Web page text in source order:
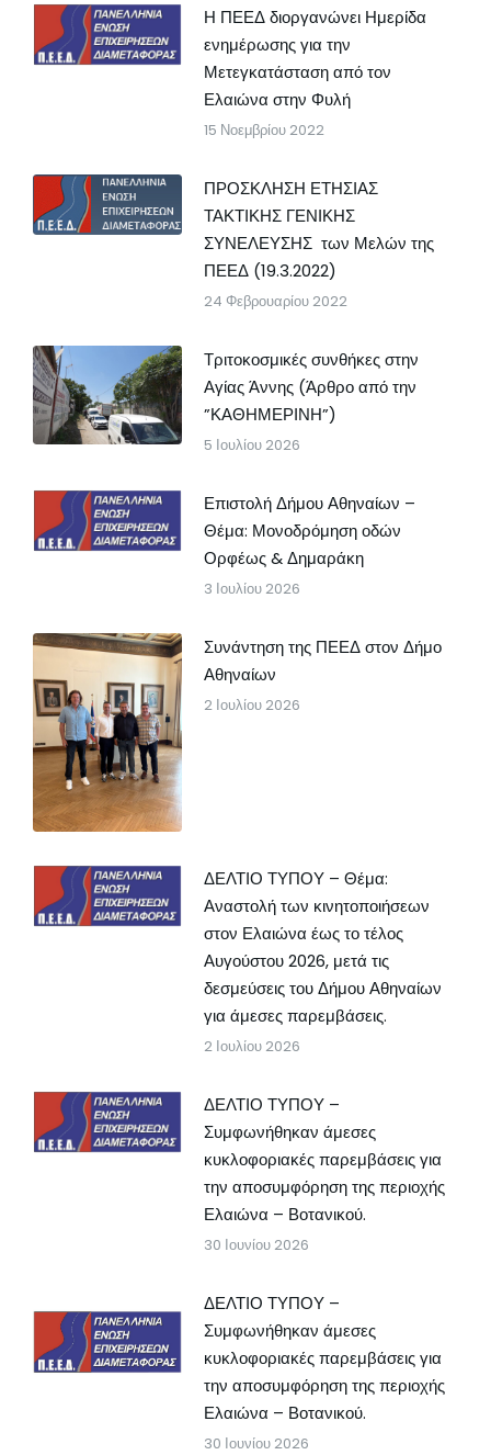
Η ΠΕΕΔ διοργανώνει Ημερίδα
ενημέρωσης για την
Μετεγκατάσταση από τον
Ελαιώνα στην Φυλή
15 Νοεμβρίου 2022
ΠΡΟΣΚΛΗΣΗ ΕΤΗΣΙΑΣ
ΤΑΚΤΙΚΗΣ ΓΕΝΙΚΗΣ
ΣΥΝΕΛΕΥΣΗΣ των Μελών της
ΠΕΕΔ (19.3.2022)
24 Φεβρουαρίου 2022
Τριτοκοσμικές συνθήκες στην
Αγίας Άννης (Άρθρο από την
”ΚΑΘΗΜΕΡΙΝΗ”)
5 Ιουλίου 2026
Επιστολή Δήμου Αθηναίων –
Θέμα: Μονοδρόμηση οδών
Ορφέως & Δημαράκη
3 Ιουλίου 2026
Συνάντηση της ΠΕΕΔ στον Δήμο
Αθηναίων
2 Ιουλίου 2026
ΔΕΛΤΙΟ ΤΥΠΟΥ – Θέμα:
Αναστολή των κινητοποιήσεων
στον Ελαιώνα έως το τέλος
Αυγούστου 2026, μετά τις
δεσμεύσεις του Δήμου Αθηναίων
για άμεσες παρεμβάσεις.
2 Ιουλίου 2026
ΔΕΛΤΙΟ ΤΥΠΟΥ –
Συμφωνήθηκαν άμεσες
κυκλοφοριακές παρεμβάσεις για
την αποσυμφόρηση της περιοχής
Ελαιώνα – Βοτανικού.
30 Ιουνίου 2026
ΔΕΛΤΙΟ ΤΥΠΟΥ –
Συμφωνήθηκαν άμεσες
κυκλοφοριακές παρεμβάσεις για
την αποσυμφόρηση της περιοχής
Ελαιώνα – Βοτανικού.
30 Ιουνίου 2026